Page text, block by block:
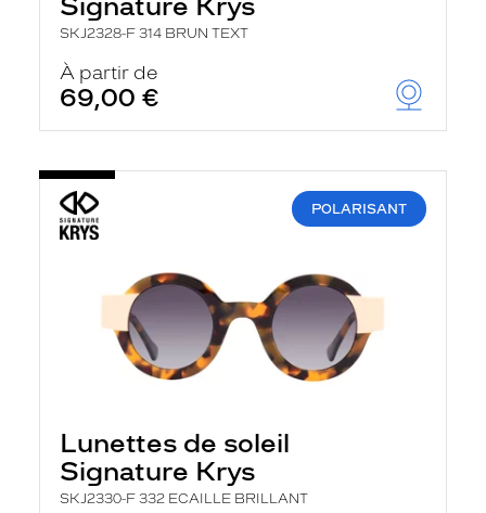
SKJ2328-F 314 BRUN TEXT
À partir de
69,00 €
POLARISANT
Lunettes de soleil
Signature Krys
SKJ2330-F 332 ECAILLE BRILLANT